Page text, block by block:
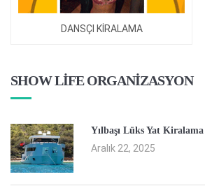
DANSÇI KİRALAMA
SHOW LİFE ORGANİZASYON
Yılbaşı Lüks Yat
Aralık 22, 2025